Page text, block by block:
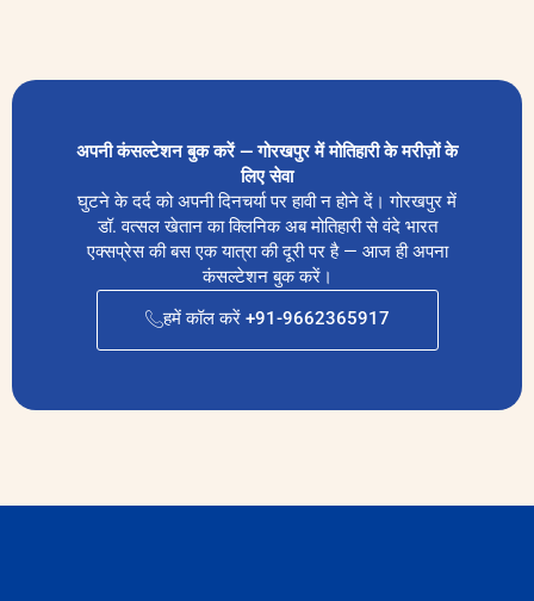
अपनी कंसल्टेशन बुक करें — गोरखपुर में मोतिहारी के मरीज़ों के
लिए सेवा
घुटने के दर्द को अपनी दिनचर्या पर हावी न होने दें। गोरखपुर में
डॉ. वत्सल खेतान का क्लिनिक अब मोतिहारी से वंदे भारत
एक्सप्रेस की बस एक यात्रा की दूरी पर है — आज ही अपना
कंसल्टेशन बुक करें।
हमें कॉल करें +91-9662365917